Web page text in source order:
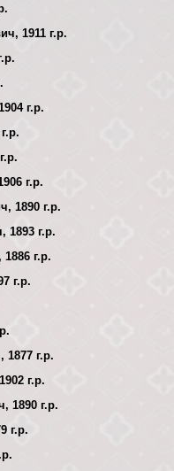
1911 г.р.
г.р.
г.р.
1890 г.р.
1893 г.р.
г.р.
г.р.
1877 г.р.
г.р.
1890 г.р.
г.р.